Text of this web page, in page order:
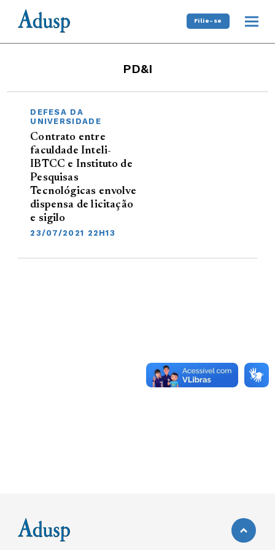
Filie-se
PD&I
DEFESA DA
UNIVERSIDADE
Contrato entre
faculdade Inteli-
IBTCC e Instituto de
Pesquisas
Tecnológicas envolve
dispensa de licitação
e sigilo
23/07/2021 22H13